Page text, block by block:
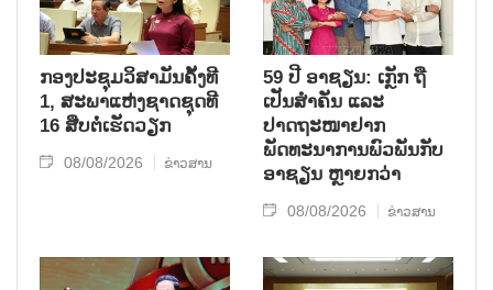
ກອງປະຊຸມວິສາມັນຄັ້ງທີ
1, ສະພາແຫ່ງຊາດຊຸດທີ
16 ສືບຕໍ່ເຮັດວຽກ
08/08/2026 ຂ່າວສານ
59 ປີ ອາຊຽນ: ເກຼັກ ຖື
ເປັນສຳຄັນ ແລະ
ປາດຖະໜາຢາກ
ພັດທະນາການພົວພັນກັບ
ອາຊຽນ ຫຼາຍກວ່າ
08/08/2026 ຂ່າວສານ